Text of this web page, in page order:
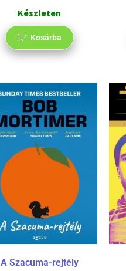
Készleten
Kosárba
A Szacuma-rejtély